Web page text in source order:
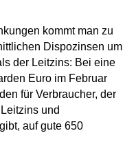
kommt man zu
Dispozinsen um
der Leitzins: Bei eine
Euro im Februar
für Verbraucher, der
und
auf gute 650